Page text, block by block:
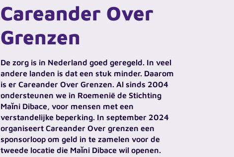
Careander Over
Grenzen
De zorg is in Nederland goed geregeld. In veel
andere landen is dat een stuk minder. Daarom
is er Careander Over Grenzen. Al sinds 2004
ondersteunen we in Roemenië de Stichting
Maĭni Dibace, voor mensen met een
verstandelijke beperking. In september 2024
organiseert Careander Over grenzen een
sponsorloop om geld in te zamelen voor de
tweede locatie die Maĭni Dibace wil openen.